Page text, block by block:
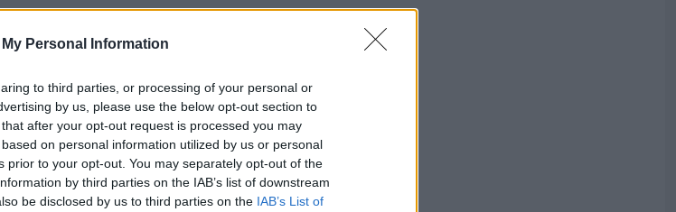
Personal Information
to third parties, or processing of your personal or
by us, please use the below opt-out section to
after your opt-out request is processed you may
on personal information utilized by us or personal
prior to your opt-out. You may separately opt-out of the
by third parties on the IAB’s list of downstream
be disclosed by us to third parties on the IAB’s List of